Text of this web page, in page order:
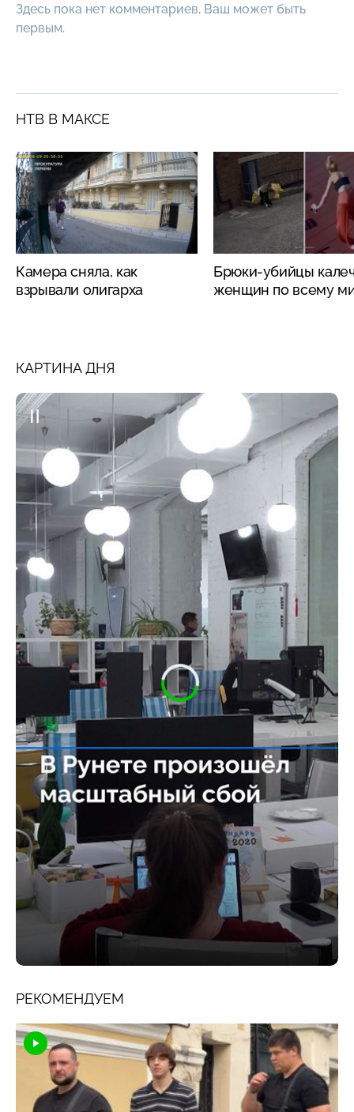
Здесь пока нет комментариев, Ваш может быть
первым.
НТВ В МАКСЕ
Камера сняла, как
взрывали олигарха
Брюки-убийцы
женщин по всему
КАРТИНА ДНЯ
РЕКОМЕНДУЕМ